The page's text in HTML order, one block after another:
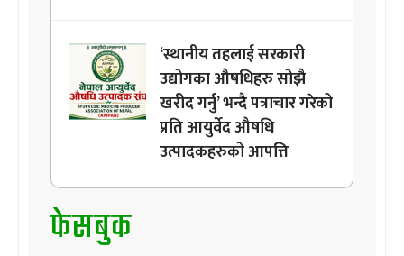
‘स्थानीय तहलाई सरकारी
उद्योगका औषधिहरु सोझै
खरीद गर्नु’ भन्दै पत्राचार गरेको
प्रति आयुर्वेद औषधि
उत्पादकहरुको आपत्ति
फेसबुक